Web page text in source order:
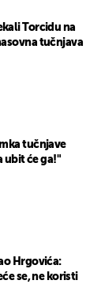
Torcidu na
tučnjava
tučnjave
ubit će ga!"
Hrgovića:
se, ne koristi